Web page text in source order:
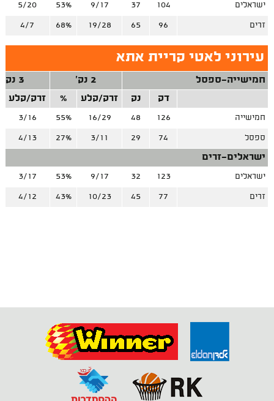
ישראלים 104
37
9/17
53%
5/20
זרים 96
65
19/28
68%
4/7
עירוני לאטי קריית אתא
חמישייה-ספסל 2 נק'
3 נק'
דק
נק זרק/קלע % זרק/קלע
חמישייה 126
48
16/29
55%
3/16
ספסל 74
29
3/11
27%
4/13
ישראלים-זרים
ישראלים 123
32
9/17
53%
3/17
זרים 77
45
10/23
43%
4/12